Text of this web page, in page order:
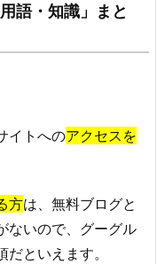
語・知識」まと
イトへのアクセスを
方は、無料ブログと
ないので、グーグル
といえます。